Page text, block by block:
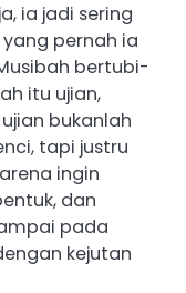
ia jadi sering
pernah ia
bertubi-
itu ujian,
bukanlah
tapi justru
ingin
dan
pada
kejutan